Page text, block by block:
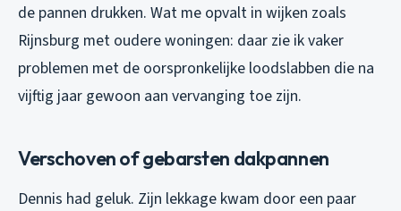
de pannen drukken. Wat me opvalt in wijken zoals
Rijnsburg met oudere woningen: daar zie ik vaker
problemen met de oorspronkelijke loodslabben die na
vijftig jaar gewoon aan vervanging toe zijn.
Verschoven of gebarsten dakpannen
Dennis had geluk. Zijn lekkage kwam door een paar